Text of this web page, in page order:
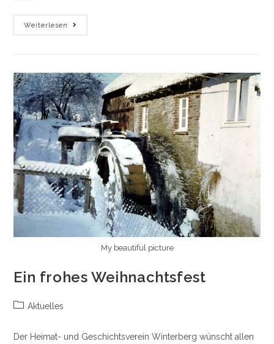
Weiterlesen
Einladung
Zur
My beautiful picture
Ein frohes Weihnachtsfest
Beitrags-
Aktuelles
Der Heimat- und Geschichtsverein Winterberg wünscht allen